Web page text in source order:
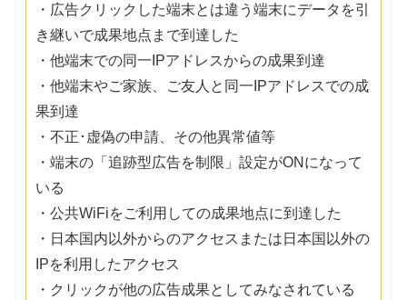
・広告クリックした端末とは違う端末にデータを引
き継いで成果地点まで到達した
・他端末での同一IPアドレスからの成果到達
・他端末やご家族、ご友人と同一IPアドレスでの成
果到達
・不正･虚偽の申請、その他異常値等
・端末の「追跡型広告を制限」設定がONになって
いる
・公共WiFiをご利用しての成果地点に到達した
・日本国内以外からのアクセスまたは日本国以外の
IPを利用したアクセス
・クリックが他の広告成果としてみなされている